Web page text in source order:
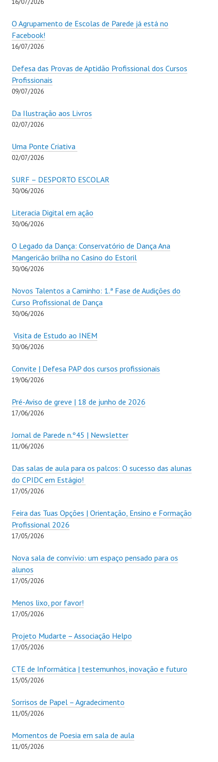
16/07/2026
O Agrupamento de Escolas de Parede já está no
Facebook!
16/07/2026
Defesa das Provas de Aptidão Profissional dos Cursos
Profissionais
09/07/2026
Da Ilustração aos Livros
02/07/2026
Uma Ponte Criativa
02/07/2026
SURF – DESPORTO ESCOLAR
30/06/2026
Literacia Digital em ação
30/06/2026
O Legado da Dança: Conservatório de Dança Ana
Mangericão brilha no Casino do Estoril
30/06/2026
Novos Talentos a Caminho: 1.ª Fase de Audições do
Curso Profissional de Dança
30/06/2026
Visita de Estudo ao INEM
30/06/2026
Convite | Defesa PAP dos cursos profissionais
19/06/2026
Pré-Aviso de greve | 18 de junho de 2026
17/06/2026
Jornal de Parede n.º45 | Newsletter
11/06/2026
Das salas de aula para os palcos: O sucesso das alunas
do CPIDC em Estágio!
17/05/2026
Feira das Tuas Opções | Orientação, Ensino e Formação
Profissional 2026
17/05/2026
Nova sala de convívio: um espaço pensado para os
alunos
17/05/2026
Menos lixo, por favor!
17/05/2026
Projeto Mudarte – Associação Helpo
17/05/2026
CTE de Informática | testemunhos, inovação e futuro
15/05/2026
Sorrisos de Papel – Agradecimento
11/05/2026
Momentos de Poesia em sala de aula
11/05/2026